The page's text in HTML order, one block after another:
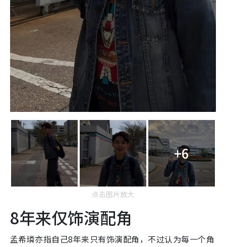
+6
点击图片放大
8年来仅饰演配角
孟希璘亦指自己8年来只有饰演配角，不过认为每一个角